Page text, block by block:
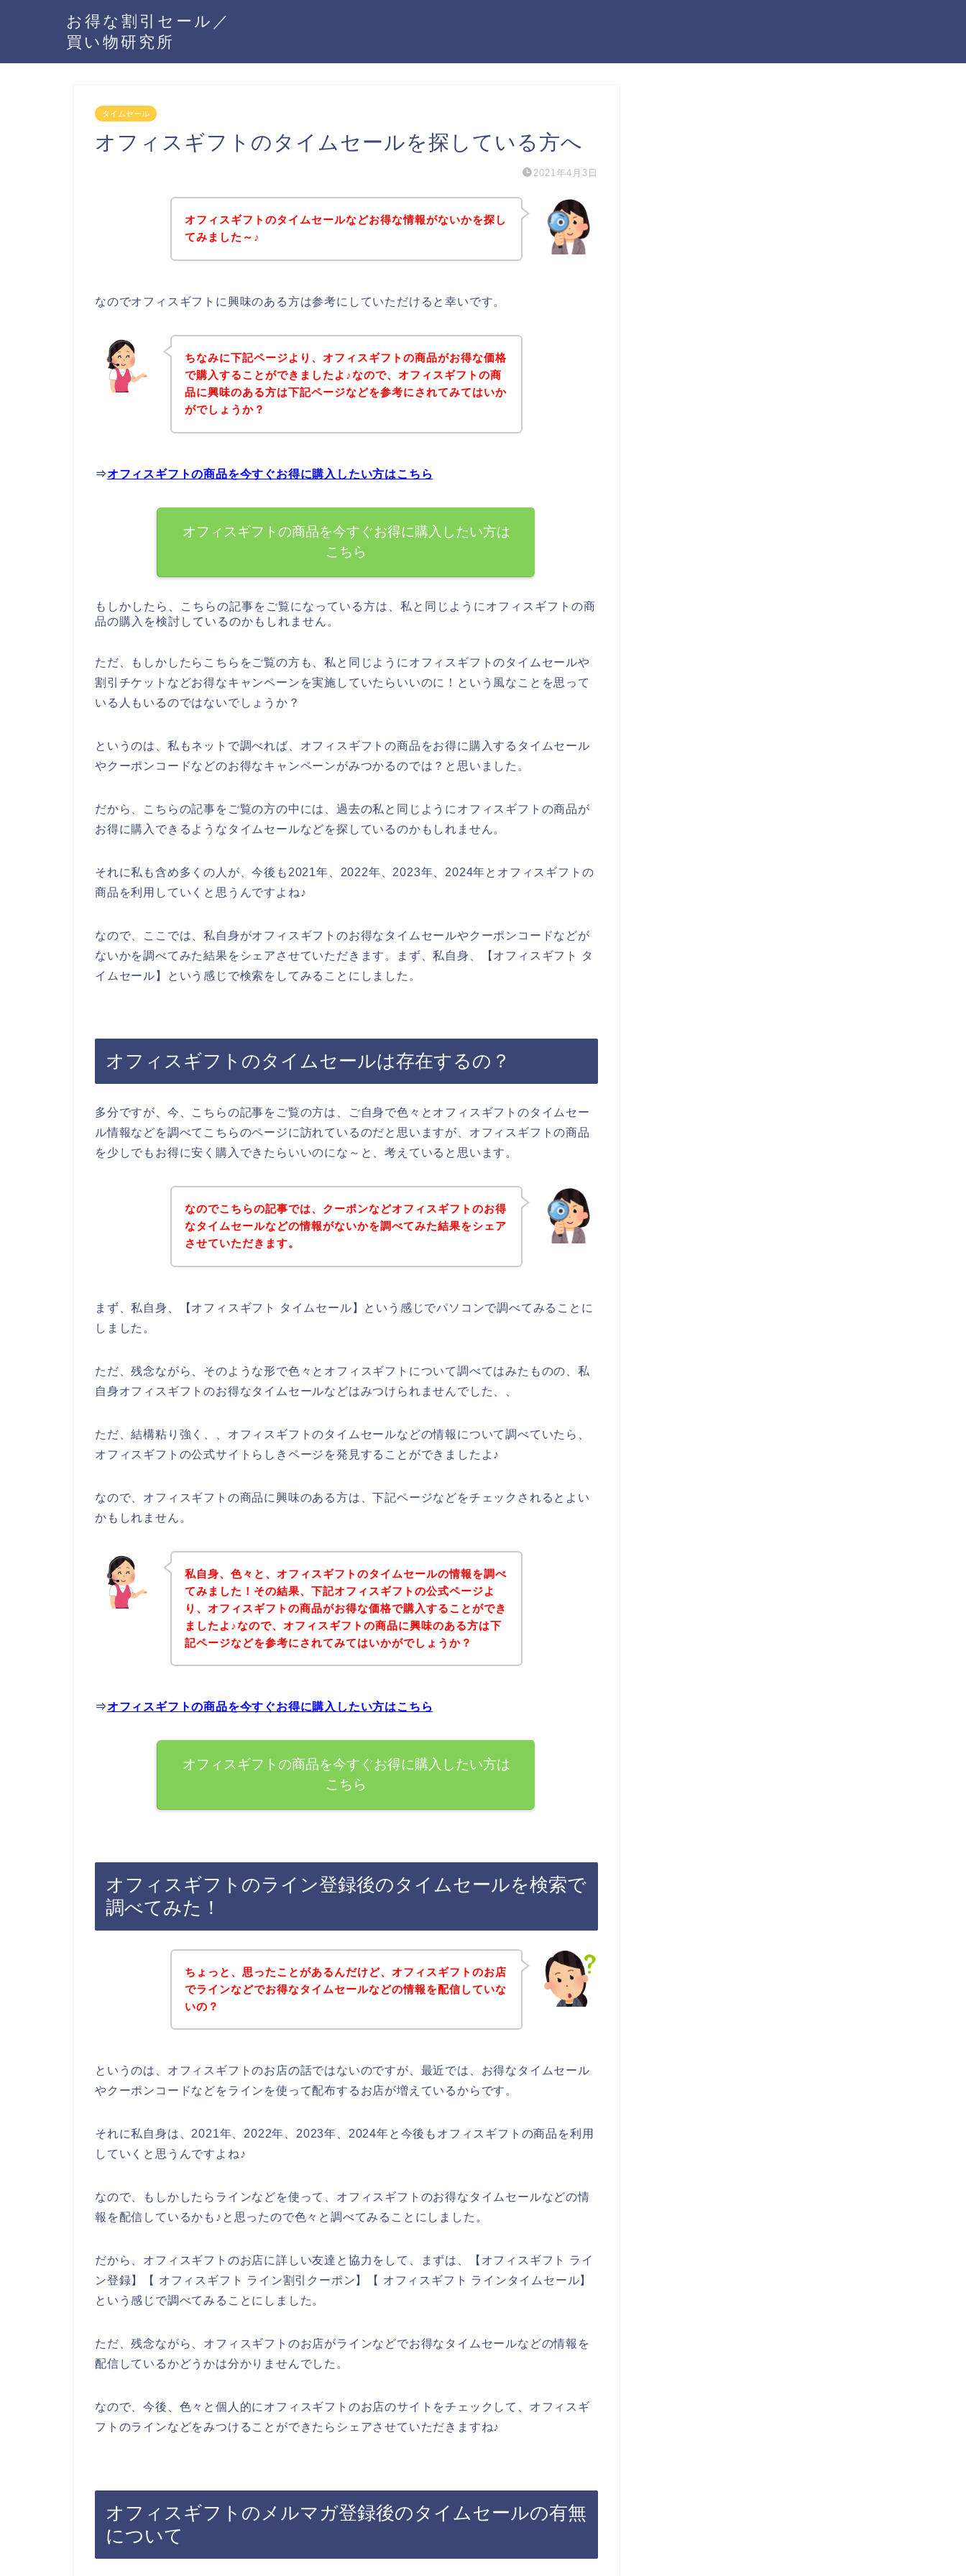
お得な割引セール／
買い物研究所
タイムセール
オフィスギフトのタイムセールを探している方へ
2021年4月3日
オフィスギフトのタイムセールなどお得な情報がないかを探し
てみました～♪
なのでオフィスギフトに興味のある方は参考にしていただけると幸いです。
ちなみに下記ページより、オフィスギフトの商品がお得な価格
で購入することができましたよ♪なので、オフィスギフトの商
品に興味のある方は下記ページなどを参考にされてみてはいか
がでしょうか？
⇒オフィスギフトの商品を今すぐお得に購入したい方はこちら
オフィスギフトの商品を今すぐお得に購入したい方は
こちら
もしかしたら、こちらの記事をご覧になっている方は、私と同じようにオフィスギフトの商
品の購入を検討しているのかもしれません。
ただ、もしかしたらこちらをご覧の方も、私と同じようにオフィスギフトのタイムセールや
割引チケットなどお得なキャンペーンを実施していたらいいのに！という風なことを思って
いる人もいるのではないでしょうか？
というのは、私もネットで調べれば、オフィスギフトの商品をお得に購入するタイムセール
やクーポンコードなどのお得なキャンペーンがみつかるのでは？と思いました。
だから、こちらの記事をご覧の方の中には、過去の私と同じようにオフィスギフトの商品が
お得に購入できるようなタイムセールなどを探しているのかもしれません。
それに私も含め多くの人が、今後も2021年、2022年、2023年、2024年とオフィスギフトの
商品を利用していくと思うんですよね♪
なので、ここでは、私自身がオフィスギフトのお得なタイムセールやクーポンコードなどが
ないかを調べてみた結果をシェアさせていただきます。まず、私自身、【オフィスギフト タ
イムセール】という感じで検索をしてみることにしました。
オフィスギフトのタイムセールは存在するの？
多分ですが、今、こちらの記事をご覧の方は、ご自身で色々とオフィスギフトのタイムセー
ル情報などを調べてこちらのページに訪れているのだと思いますが、オフィスギフトの商品
を少しでもお得に安く購入できたらいいのにな～と、考えていると思います。
なのでこちらの記事では、クーポンなどオフィスギフトのお得
なタイムセールなどの情報がないかを調べてみた結果をシェア
させていただきます。
まず、私自身、【オフィスギフト タイムセール】という感じでパソコンで調べてみることに
しました。
ただ、残念ながら、そのような形で色々とオフィスギフトについて調べてはみたものの、私
自身オフィスギフトのお得なタイムセールなどはみつけられませんでした、、
ただ、結構粘り強く、、オフィスギフトのタイムセールなどの情報について調べていたら、
オフィスギフトの公式サイトらしきページを発見することができましたよ♪
なので、オフィスギフトの商品に興味のある方は、下記ページなどをチェックされるとよい
かもしれません。
私自身、色々と、オフィスギフトのタイムセールの情報を調べ
てみました！その結果、下記オフィスギフトの公式ページよ
り、オフィスギフトの商品がお得な価格で購入することができ
ましたよ♪なので、オフィスギフトの商品に興味のある方は下
記ページなどを参考にされてみてはいかがでしょうか？
⇒オフィスギフトの商品を今すぐお得に購入したい方はこちら
オフィスギフトの商品を今すぐお得に購入したい方は
こちら
オフィスギフトのライン登録後のタイムセールを検索で
調べてみた！
ちょっと、思ったことがあるんだけど、オフィスギフトのお店
でラインなどでお得なタイムセールなどの情報を配信していな
いの？
というのは、オフィスギフトのお店の話ではないのですが、最近では、お得なタイムセール
やクーポンコードなどをラインを使って配布するお店が増えているからです。
それに私自身は、2021年、2022年、2023年、2024年と今後もオフィスギフトの商品を利用
していくと思うんですよね♪
なので、もしかしたらラインなどを使って、オフィスギフトのお得なタイムセールなどの情
報を配信しているかも♪と思ったので色々と調べてみることにしました。
だから、オフィスギフトのお店に詳しい友達と協力をして、まずは、【オフィスギフト ライ
ン登録】【 オフィスギフト ライン割引クーポン】【 オフィスギフト ラインタイムセール】
という感じで調べてみることにしました。
ただ、残念ながら、オフィスギフトのお店がラインなどでお得なタイムセールなどの情報を
配信しているかどうかは分かりませんでした。
なので、今後、色々と個人的にオフィスギフトのお店のサイトをチェックして、オフィスギ
フトのラインなどをみつけることができたらシェアさせていただきますね♪
オフィスギフトのメルマガ登録後のタイムセールの有無
について